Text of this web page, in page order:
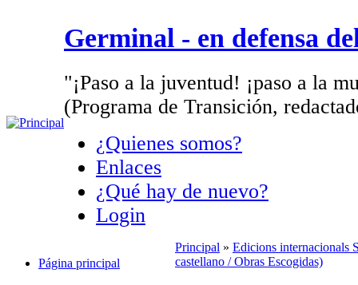
Germinal - en defensa
"¡Paso a la juventud! ¡paso a la
(Programa de Transición,
¿Quienes somos?
Enlaces
¿Qué hay de nuevo?
Login
Página principal
Principal » Edicions internacionals
castellano / Obras Escogidas)